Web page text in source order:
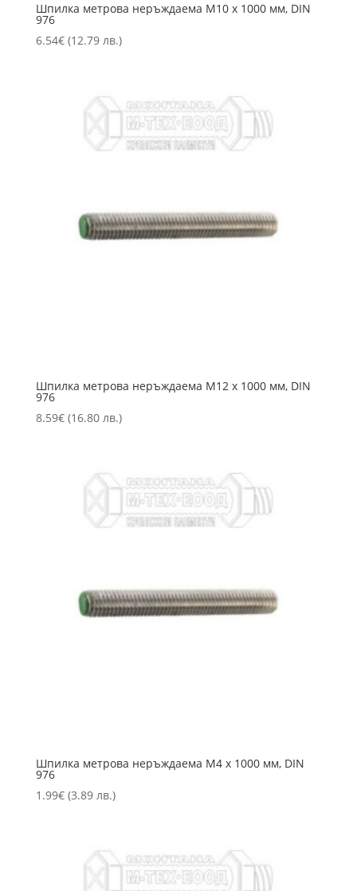
Шпилка метрова неръждаема M10 х 1000 мм, DIN
976
6.54€ (12.79 лв.)
Шпилка метрова неръждаема M12 х 1000 мм, DIN
976
8.59€ (16.80 лв.)
Шпилка метрова неръждаема M4 х 1000 мм, DIN
976
1.99€ (3.89 лв.)